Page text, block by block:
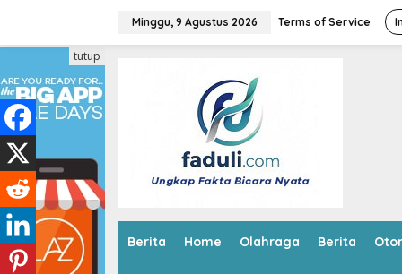
i
k
e
k
n
n
Minggu, 9 Agustus 2026 Terms of Service
Berita Home Olahraga Berita
tutup